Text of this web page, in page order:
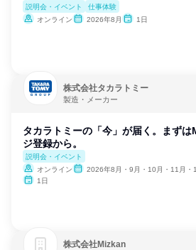
説明会・イベント
仕事体験
オンライン
2026年8月 1日
株式会社タカラトミー
製造・メーカー
タカラトミーの「今」が届く。まずは
ジ登録から。
説明会・イベント
オンライン
2026年8月・9月・10月・11月・
1日
株式会社Mizkan